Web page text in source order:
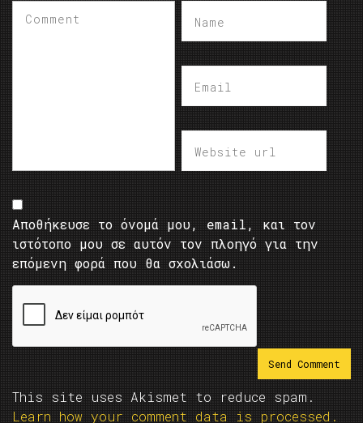
Αποθήκευσε το όνομά μου, email, και τον
ιστότοπο μου σε αυτόν τον πλοηγό για την
επόμενη φορά που θα σχολιάσω.
This site uses Akismet to reduce spam.
Learn how your comment data is processed.